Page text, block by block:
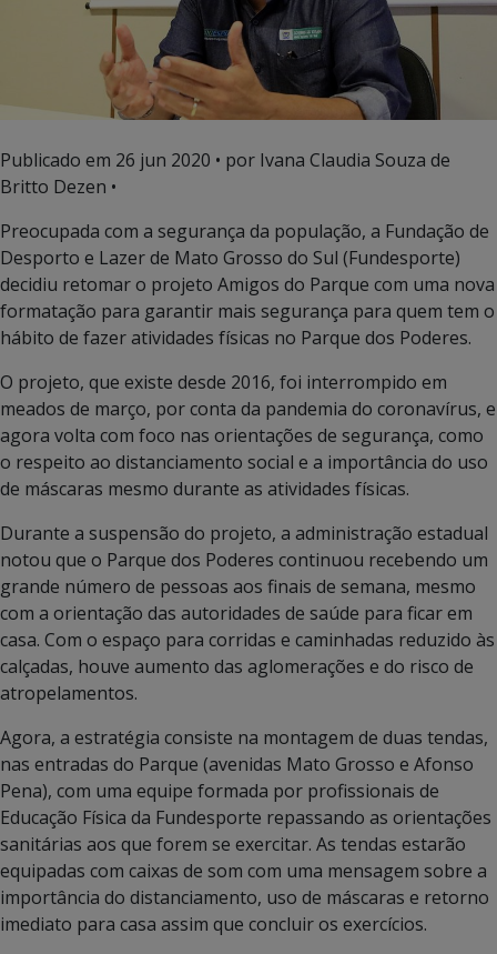
Publicado em 26 jun 2020 • por Ivana Claudia Souza de
Britto Dezen •
Preocupada com a segurança da população, a Fundação de
Desporto e Lazer de Mato Grosso do Sul (Fundesporte)
decidiu retomar o projeto Amigos do Parque com uma nova
formatação para garantir mais segurança para quem tem o
hábito de fazer atividades físicas no Parque dos Poderes.
O projeto, que existe desde 2016, foi interrompido em
meados de março, por conta da pandemia do coronavírus, e
agora volta com foco nas orientações de segurança, como
o respeito ao distanciamento social e a importância do uso
de máscaras mesmo durante as atividades físicas.
Durante a suspensão do projeto, a administração estadual
notou que o Parque dos Poderes continuou recebendo um
grande número de pessoas aos finais de semana, mesmo
com a orientação das autoridades de saúde para ficar em
casa. Com o espaço para corridas e caminhadas reduzido às
calçadas, houve aumento das aglomerações e do risco de
atropelamentos.
Agora, a estratégia consiste na montagem de duas tendas,
nas entradas do Parque (avenidas Mato Grosso e Afonso
Pena), com uma equipe formada por profissionais de
Educação Física da Fundesporte repassando as orientações
sanitárias aos que forem se exercitar. As tendas estarão
equipadas com caixas de som com uma mensagem sobre a
importância do distanciamento, uso de máscaras e retorno
imediato para casa assim que concluir os exercícios.